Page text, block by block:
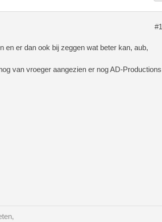
#1
en er dan ook bij zeggen wat beter kan, aub,
van vroeger aangezien er nog AD-Productions